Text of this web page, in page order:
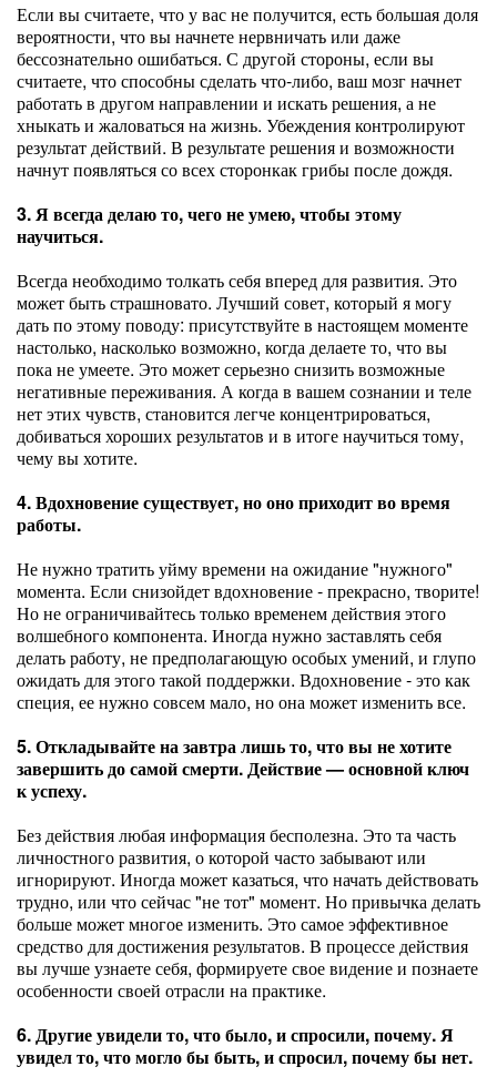
Если вы считаете, что у вас не получится, есть большая доля
вероятности, что вы начнете нервничать или даже
бессознательно ошибаться. С другой стороны, если вы
считаете, что способны сделать что-либо, ваш мозг начнет
работать в другом направлении и искать решения, а не
хныкать и жаловаться на жизнь. Убеждения контролируют
результат действий. В результате решения и возможности
начнут появляться со всех сторонкак грибы после дождя.
3. Я всегда делаю то, чего не умею, чтобы этому
научиться.
Всегда необходимо толкать себя вперед для развития. Это
может быть страшновато. Лучший совет, который я могу
дать по этому поводу: присутствуйте в настоящем моменте
настолько, насколько возможно, когда делаете то, что вы
пока не умеете. Это может серьезно снизить возможные
негативные переживания. А когда в вашем сознании и теле
нет этих чувств, становится легче концентрироваться,
добиваться хороших результатов и в итоге научиться тому,
чему вы хотите.
4. Вдохновение существует, но оно приходит во время
работы.
Не нужно тратить уйму времени на ожидание "нужного"
момента. Если снизойдет вдохновение - прекрасно, творите!
Но не ограничивайтесь только временем действия этого
волшебного компонента. Иногда нужно заставлять себя
делать работу, не предполагающую особых умений, и глупо
ожидать для этого такой поддержки. Вдохновение - это как
специя, ее нужно совсем мало, но она может изменить все.
5. Откладывайте на завтра лишь то, что вы не хотите
завершить до самой смерти. Действие — основной ключ
к успеху.
Без действия любая информация бесполезна. Это та часть
личностного развития, о которой часто забывают или
игнорируют. Иногда может казаться, что начать действовать
трудно, или что сейчас "не тот" момент. Но привычка делать
больше может многое изменить. Это самое эффективное
средство для достижения результатов. В процессе действия
вы лучше узнаете себя, формируете свое видение и познаете
особенности своей отрасли на практике.
6. Другие увидели то, что было, и спросили, почему. Я
увидел то, что могло бы быть, и спросил, почему бы нет.